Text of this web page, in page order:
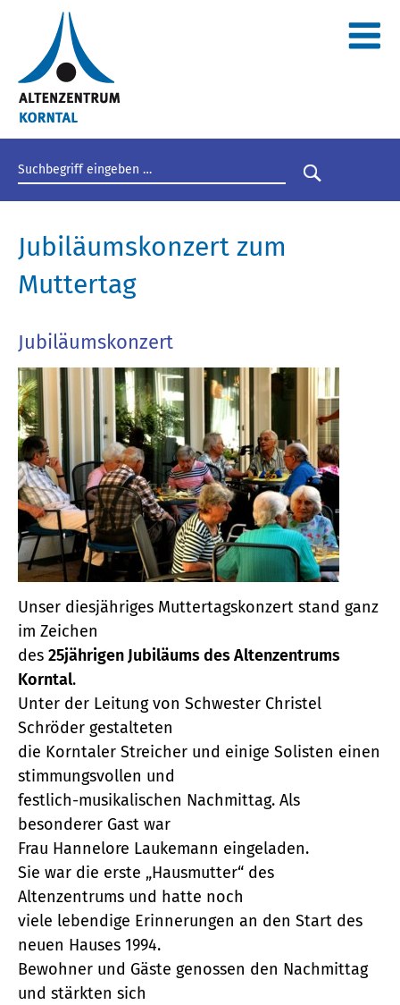
Suchbegriff eingeben
Suche
Jubiläumskonzert zum
Muttertag
Jubiläumskonzert
Unser diesjähriges Muttertagskonzert stand ganz
im Zeichen
des 25jährigen Jubiläums des Altenzentrums
Korntal.
Unter der Leitung von Schwester Christel
Schröder gestalteten
die Korntaler Streicher und einige Solisten einen
stimmungsvollen und
festlich-musikalischen Nachmittag. Als
besonderer Gast war
Frau Hannelore Laukemann eingeladen.
Sie war die erste „Hausmutter“ des
Altenzentrums und hatte noch
viele lebendige Erinnerungen an den Start des
neuen Hauses 1994.
Bewohner und Gäste genossen den Nachmittag
und stärkten sich